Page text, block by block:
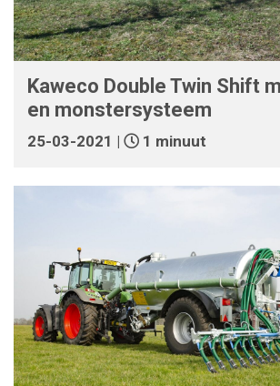
Kaweco Double Twin Shift
en monstersysteem
25-03-2021 | 1 minuut